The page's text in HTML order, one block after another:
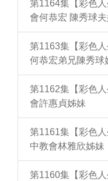
第1164集【彩色
會何恭宏 陳秀球
第1163集【彩色
何恭宏弟兄陳秀球
第1162集【彩色
會許惠貞姊妹
第1161集【彩色
中教會林雅欣姊妹
第1160集【彩色